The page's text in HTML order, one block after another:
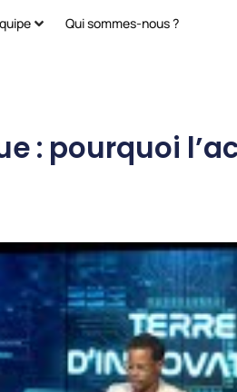
Qui sommes-nous ?
: pourquoi